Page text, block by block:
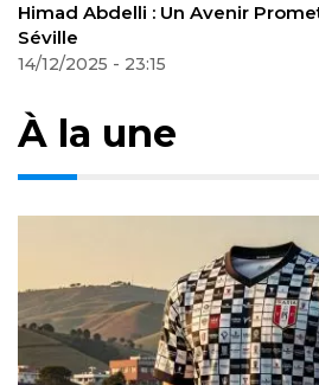
Himad Abdelli : Un Avenir
Séville
14/12/2025 - 23:15
À la une